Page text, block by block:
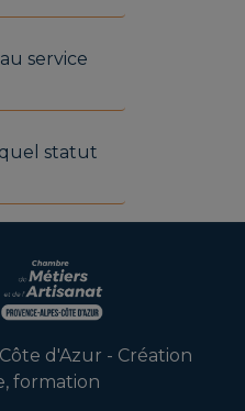
service
quel statut
d'Azur - Création
formation